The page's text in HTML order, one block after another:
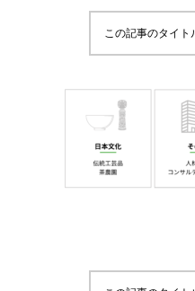
この記事のタイト